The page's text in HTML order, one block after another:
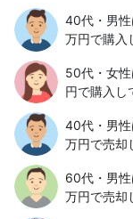
40代・男
万円で購入
50代・女
円で購入し
40代・男
万円で売却
60代・男
万円で売却